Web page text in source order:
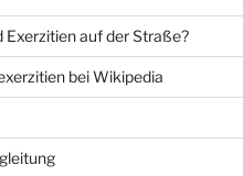
Exerzitien auf der Straße?
bei Wikipedia